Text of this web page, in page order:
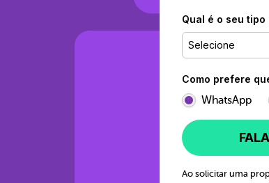
Qual é o seu
Selecione
Como prefere
WhatsApp
Ao solicitar uma